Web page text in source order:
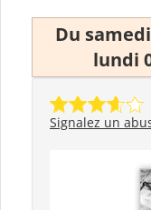
Du
lundi
Signalez un